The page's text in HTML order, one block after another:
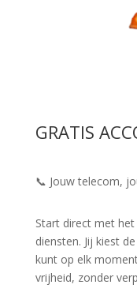
GRATIS
📞 Jouw telecom,
Start direct met
diensten. Jij kiest
kunt op elk
vrijheid, zonder